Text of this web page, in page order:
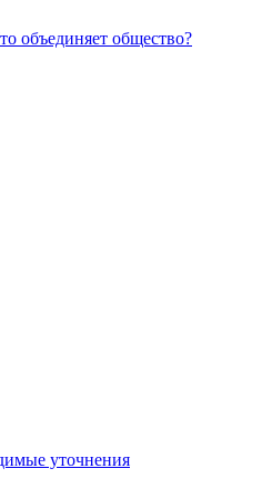
объединяет общество?
уточнения